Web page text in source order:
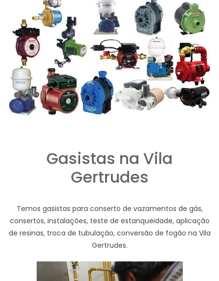
Gasistas na Vila
Gertrudes
Temos gasistas para conserto de vazamentos de gás,
consertos, instalações, teste de estanqueidade, aplicação
de resinas, troca de tubulação, conversão de fogão na Vila
Gertrudes.